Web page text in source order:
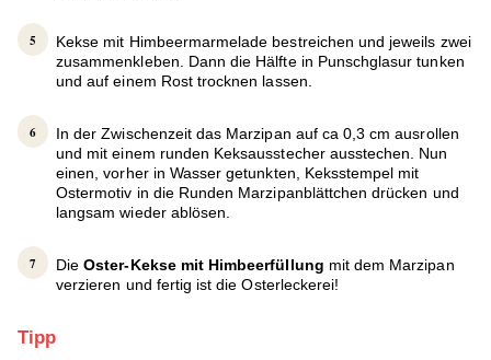
Kekse mit Himbeermarmelade bestreichen und jeweils zwei
zusammenkleben. Dann die Hälfte in Punschglasur tunken
und auf einem Rost trocknen lassen.
In der Zwischenzeit das Marzipan auf ca 0,3 cm ausrollen
und mit einem runden Keksausstecher ausstechen. Nun
einen, vorher in Wasser getunkten, Keksstempel mit
Ostermotiv in die Runden Marzipanblättchen drücken und
langsam wieder ablösen.
DieOster-Kekse mit Himbeerfüllung mit dem Marzipan
verzieren und fertig ist die Osterleckerei!
Tipp